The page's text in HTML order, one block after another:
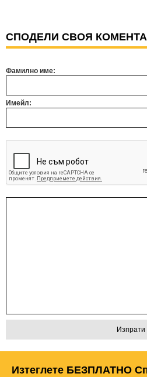
СПОДЕЛИ СВОЯ
Фамилно име:
Имейл:
Изтеглете БЕЗПЛАТНО